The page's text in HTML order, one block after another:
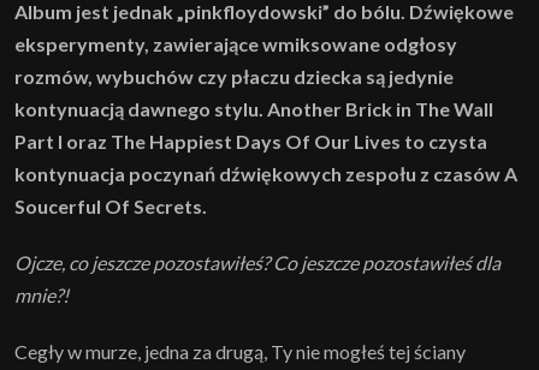
Album jest jednak „pinkfloydowski” do bólu. Dźwiękowe
eksperymenty, zawierające wmiksowane odgłosy
rozmów, wybuchów czy płaczu dziecka są jedynie
kontynuacją dawnego stylu. Another Brick in The Wall
Part I oraz The Happiest Days Of Our Lives to czysta
kontynuacja poczynań dźwiękowych zespołu z czasów A
Soucerful Of Secrets.
Ojcze, co jeszcze pozostawiłeś? Co jeszcze pozostawiłeś dla
mnie?!
Cegły w murze, jedna za drugą, Ty nie mogłeś tej ściany